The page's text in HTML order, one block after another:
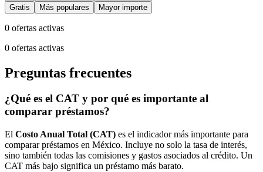
Gratis
Más populares Mayor importe
0 ofertas activas
0 ofertas activas
Preguntas frecuentes
¿Qué es el CAT y por qué es importante al
comparar préstamos?
El Costo Anual Total (CAT) es el indicador más importante para
comparar préstamos en México. Incluye no solo la tasa de interés,
sino también todas las comisiones y gastos asociados al crédito. Un
CAT más bajo significa un préstamo más barato.